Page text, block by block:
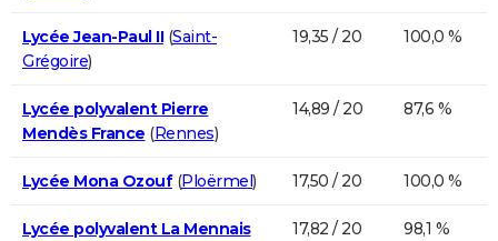
Lycée Jean-Paul II(Saint-
Grégoire)
19,35 / 20 100,0 %
Lycée polyvalent Pierre
Mendès France (Rennes)
14,89 / 20 87,6 %
Lycée Mona Ozouf(Ploërmel) 17,50 / 20 100,0 %
Lycée polyvalent La Mennais
17,82 / 20 98,1 %